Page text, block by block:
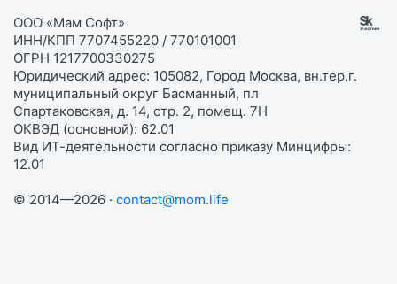
ООО «Мам Софт»
ИНН/КПП 7707455220 / 770101001
ОГРН 1217700330275
Юридический адрес: 105082, Город Москва, вн.тер.г.
муниципальный округ Басманный, пл
Спартаковская, д. 14, стр. 2, помещ. 7Н
ОКВЭД (основной): 62.01
Вид ИТ-деятельности согласно приказу Минцифры:
12.01
© 2014—2026 · contact@mom.life